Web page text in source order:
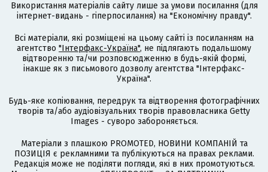
Використання матеріалів сайту лише за умови посилання (для
інтернет-видань - гіперпосилання) на "Економічну правду".
Всі матеріали, які розміщені на цьому сайті із посиланням на
агентство "Інтерфакс-Україна", не підлягають подальшому
відтворенню та/чи розповсюдженню в будь-якій формі,
інакше як з письмового дозволу агентства "Інтерфакс-
Україна".
Будь-яке копіювання, передрук та відтворення фотографічних
творів та/або аудіовізуальних творів правовласника Getty
Images - суворо забороняється.
Матеріали з плашкою PROMOTED, НОВИНИ КОМПАНІЙ та
ПОЗИЦІЯ є рекламними та публікуються на правах реклами.
Редакція може не поділяти погляди, які в них промотуються.